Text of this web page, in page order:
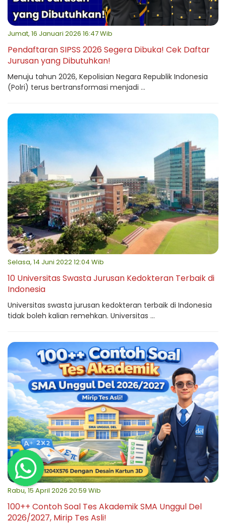
Jumat, 16 Januari 2026 16:47 Wib
Pendaftaran SIPSS 2026 Segera Dibuka! Cek Daftar
Jurusan yang Dibutuhkan!
Menuju tahun 2026, Kepolisian Negara Republik Indonesia
(Polri) terus bertransformasi menjadi ...
Selasa, 14 Juni 2022 12:04 Wib
10 Universitas Swasta Jurusan Kedokteran Terbaik di
Indonesia
Universitas swasta jurusan kedokteran terbaik di Indonesia
tidak boleh kalian remehkan. Universitas ...
Rabu, 15 April 2026 20:59 Wib
100++ Contoh Soal Tes Akademik SMA Unggul Del
2026/2027, Mirip Tes Asli!